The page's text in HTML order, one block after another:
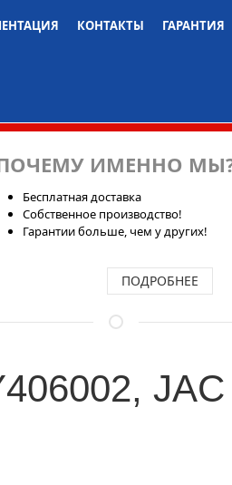
КОНТАКТЫ ГАРАНТИЯ
ИМЕННО
Бесплатная доставка
Собственное производство!
Гарантии больше, чем у других!
ПОДРОБНЕЕ
JAC